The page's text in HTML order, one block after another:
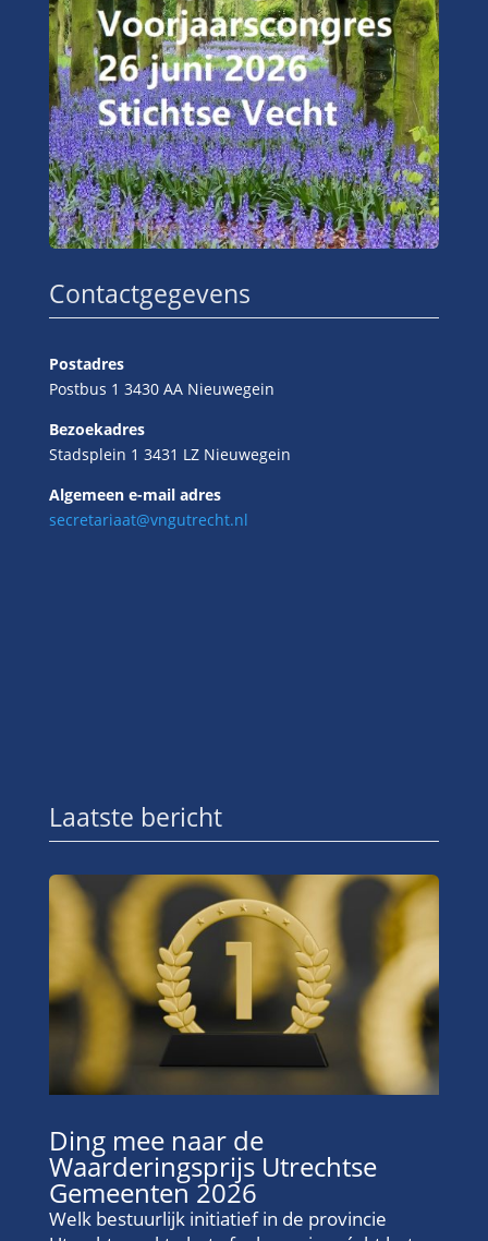
Contactgegevens
Postadres
Postbus 1 3430 AA Nieuwegein
Bezoekadres
Stadsplein 1 3431 LZ Nieuwegein
Algemeen e-mail adres
secretariaat@vngutrecht.nl
Laatste bericht
Ding mee naar de
Waarderingsprijs Utrechtse
Gemeenten 2026
Welk bestuurlijk initiatief in de provincie